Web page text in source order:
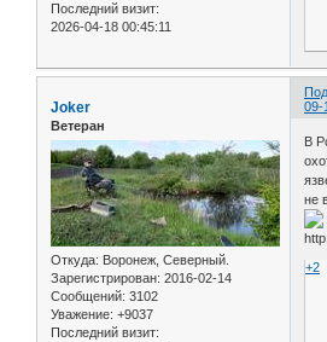
Последний визит:
2026-04-18 00:45:11
09-
Joker
Ветеран
Откуда: Воронеж, Северный.
Зарегистрирован: 2016-02-14
Сообщений: 3102
Уважение: +9037
Последний визит:
В
не
+2